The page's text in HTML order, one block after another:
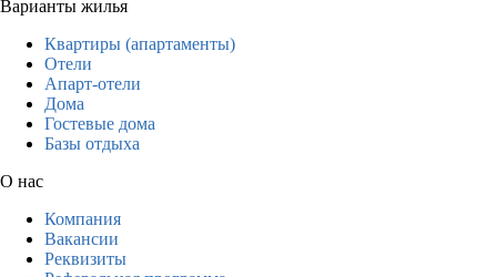
Варианты жилья
Квартиры (апартаменты)
Отели
Апарт-отели
Дома
Гостевые дома
Базы отдыха
О нас
Компания
Вакансии
Реквизиты